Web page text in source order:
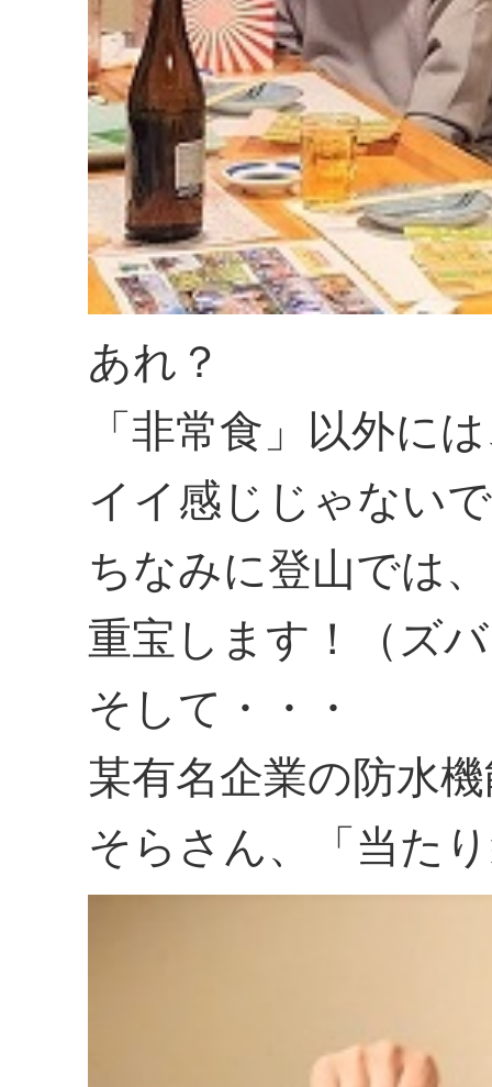
あれ？
「非常食」以外に
イイ感じじゃない
ちなみに登山では
重宝します！（ズ
そして・・・
某有名企業の防水
そらさん、「当た